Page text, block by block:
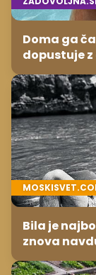
Doma ga
dopustuje
Bila je
znova